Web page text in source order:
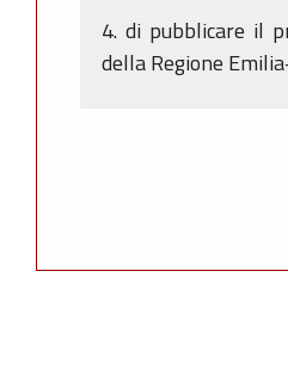
4. di pubblicare il
della Regione